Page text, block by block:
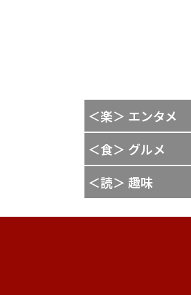
＜楽＞ エンタメ
＜食＞ グルメ
＜読＞ 趣味